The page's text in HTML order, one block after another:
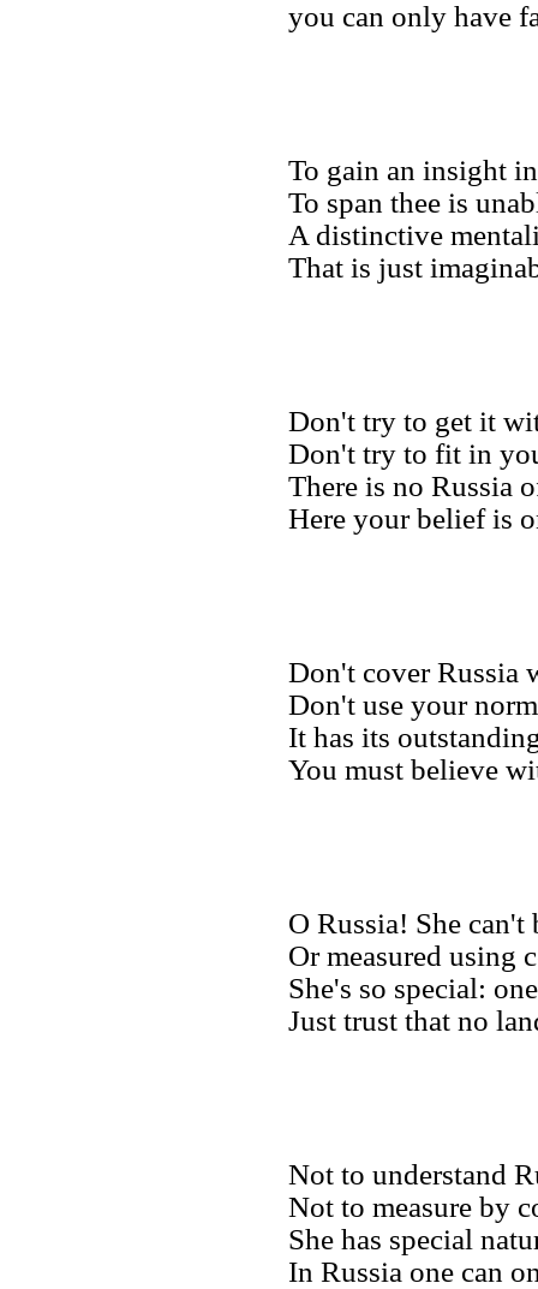
you can only have
To gain an insight
To span thee is
A distinctive
That is just
Don't try to get it
Don't try to fit in
There is no Russia
Here your belief is
Don't cover Russia
Don't use your
It has its
You must believe
O Russia! She can't
Or measured using
She's so special:
Just trust that no
Not to understand
Not to measure by
She has special
In Russia one can